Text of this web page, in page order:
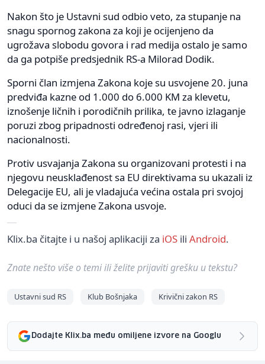
Nakon što je Ustavni sud odbio veto, za stupanje na
snagu spornog zakona za koji je ocijenjeno da
ugrožava slobodu govora i rad medija ostalo je samo
da ga potpiše predsjednik RS-a Milorad Dodik.
Sporni član izmjena Zakona koje su usvojene 20. juna
predviđa kazne od 1.000 do 6.000 KM za klevetu,
iznošenje ličnih i porodičnih prilika, te javno izlaganje
poruzi zbog pripadnosti određenoj rasi, vjeri ili
nacionalnosti.
Protiv usvajanja Zakona su organizovani protesti i na
njegovu neusklađenost sa EU direktivama su ukazali iz
Delegacije EU, ali je vladajuća većina ostala pri svojoj
oduci da se izmjene Zakona usvoje.
Klix.ba čitajte i u našoj aplikaciji za iOS ili Android.
Znate nešto više o temi ili želite prijaviti grešku u tekstu?
Ustavni sud RS Klub Bošnjaka Krivični zakon RS
Dodajte Klix.ba među omiljene izvore na Googlu